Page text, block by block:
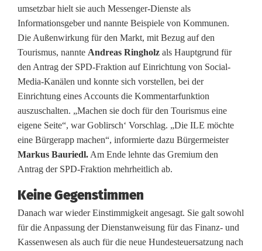
s
k
u
t
i
e
r
t
.
umsetzbar hielt sie auch Messenger-Dienste als
Informationsgeber und nannte Beispiele von Kommunen.
Die Außenwirkung für den Markt, mit Bezug auf den
Tourismus, nannte Andreas Ringholz als Hauptgrund für
den Antrag der SPD-Fraktion auf Einrichtung von Social-
Media-Kanälen und konnte sich vorstellen, bei der
Einrichtung eines Accounts die Kommentarfunktion
auszuschalten. „Machen sie doch für den Tourismus eine
eigene Seite“, war Goblirsch‘ Vorschlag. „Die ILE möchte
eine Bürgerapp machen“, informierte dazu Bürgermeister
Markus Bauriedl. Am Ende lehnte das Gremium den
Antrag der SPD-Fraktion mehrheitlich ab.
Keine Gegenstimmen
Danach war wieder Einstimmigkeit angesagt. Sie galt sowohl
für die Anpassung der Dienstanweisung für das Finanz- und
Kassenwesen als auch für die neue Hundesteuersatzung nach